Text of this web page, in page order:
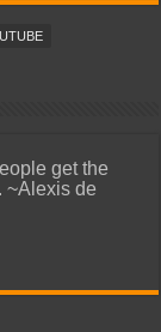
get the
~Alexis de